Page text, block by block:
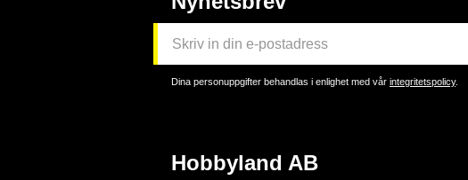
Dina personuppgifter behandlas i enlighet med vår integritetspolicy.
Hobbyland AB